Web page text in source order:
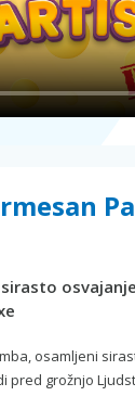
osamljeni
pred grožnjo